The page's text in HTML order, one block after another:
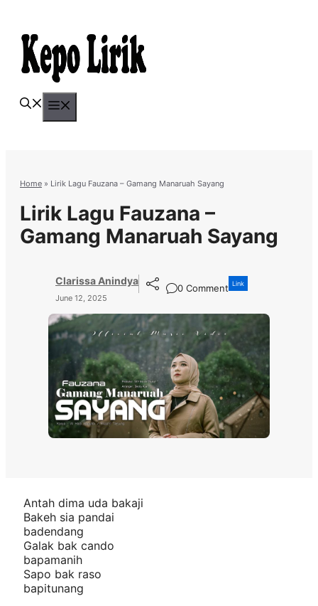
content
Home » Lirik Lagu Fauzana – Gamang Manaruah Sayang
Lirik Lagu Fauzana –
Gamang Manaruah Sayang
Clarissa Anindya
June 12, 2025
0 Comment Link
Antah dima uda bakaji
Bakeh sia pandai
badendang
Galak bak cando
bapamanih
Sapo bak raso
bapitunang